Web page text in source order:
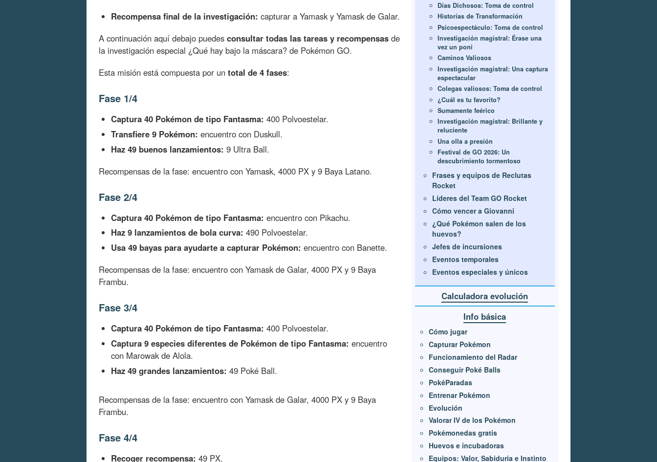
Recompensa final de la investigación: capturar a Yamask y Yamask de Galar.
A continuación aquí debajo puedes consultar todas las tareas y recompensas de
la investigación especial ¿Qué hay bajo la máscara? de Pokémon GO.
Esta misión está compuesta por un total de 4 fases:
Fase 1/4
Captura 40 Pokémon de tipo Fantasma: 400 Polvoestelar.
Transfiere 9 Pokémon: encuentro con Duskull.
Haz 49 buenos lanzamientos: 9 Ultra Ball.
Recompensas de la fase: encuentro con Yamask, 4000 PX y 9 Baya Latano.
Fase 2/4
Captura 40 Pokémon de tipo Fantasma: encuentro con Pikachu.
Haz 9 lanzamientos de bola curva: 490 Polvoestelar.
Usa 49 bayas para ayudarte a capturar Pokémon: encuentro con Banette.
Recompensas de la fase: encuentro con Yamask de Galar, 4000 PX y 9 Baya
Frambu.
Fase 3/4
Captura 40 Pokémon de tipo Fantasma: 400 Polvoestelar.
Captura 9 especies diferentes de Pokémon de tipo Fantasma: encuentro
con Marowak de Alola.
Haz 49 grandes lanzamientos: 49 Poké Ball.
Recompensas de la fase: encuentro con Yamask de Galar, 4000 PX y 9 Baya
Frambu.
Fase 4/4
Recoger recompensa: 49 PX.
Días Dichosos: Toma de control
Historias de Transformación
Psicoespectáculo: Toma de control
Investigación magistral: Érase una
vez un poni
Caminos Valiosos
Investigación magistral: Una captura
espectacular
Colegas valiosos: Toma de control
¿Cuál es tu favorito?
Sumamente feérico
Investigación magistral: Brillante y
reluciente
Una olla a presión
Festival de GO 2026: Un
descubrimiento tormentoso
Frases y equipos de Reclutas
Rocket
Líderes del Team GO Rocket
Cómo vencer a Giovanni
¿Qué Pokémon salen de los
huevos?
Jefes de incursiones
Eventos temporales
Eventos especiales y únicos
Calculadora evolución
Info básica
Cómo jugar
Capturar Pokémon
Funcionamiento del Radar
Conseguir Poké Balls
PokéParadas
Entrenar Pokémon
Evolución
Valorar IV de los Pokémon
Pokémonedas gratis
Huevos e incubadoras
Equipos: Valor, Sabiduría e Instinto